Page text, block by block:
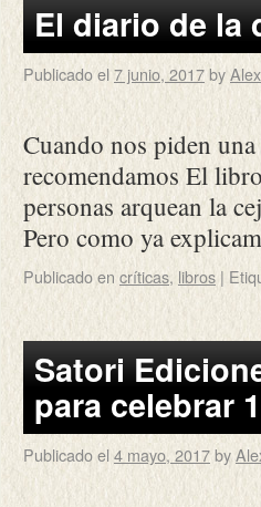
El diario de la
Publicado el7 junio, 2017 by
Cuando nos piden
recomendamos El
personas arquean la
Pero como ya
Publicado en críticas, libros |
Satori
para celebrar
Publicado el 4 mayo, 2017by